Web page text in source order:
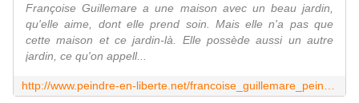
Françoise Guillemare a une maison avec un beau jardin,
qu'elle aime, dont elle prend soin. Mais elle n'a pas que
cette maison et ce jardin-là. Elle possède aussi un autre
jardin, ce qu'on appell...